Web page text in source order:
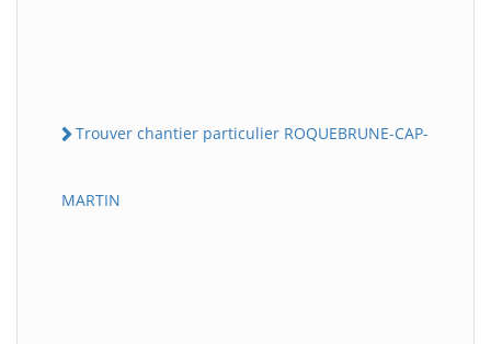
Trouver chantier particulier ROQUEBRUNE-CAP-
MARTIN